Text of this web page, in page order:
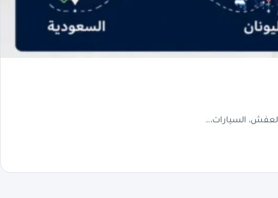
السيارات،…